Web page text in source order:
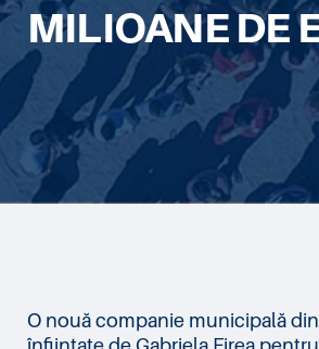
MILIOANE DE
O nouă companie municipală